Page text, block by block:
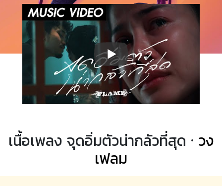
เนื้อเพลง จุดอิ่มตัวน่ากลัวที่สุด · วง
เฟลม